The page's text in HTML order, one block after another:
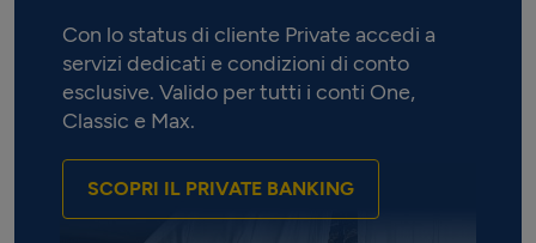
Con lo status di cliente Private accedi a
servizi dedicati e condizioni di conto
esclusive. Valido per tutti i conti One,
Classic e Max.
SCOPRI IL PRIVATE BANKING